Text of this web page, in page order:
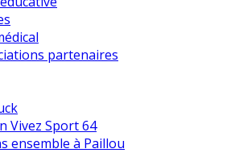
partenaires
Vivez Sport 64
ensemble à Paillou